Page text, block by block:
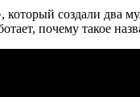
который создали
почему такое